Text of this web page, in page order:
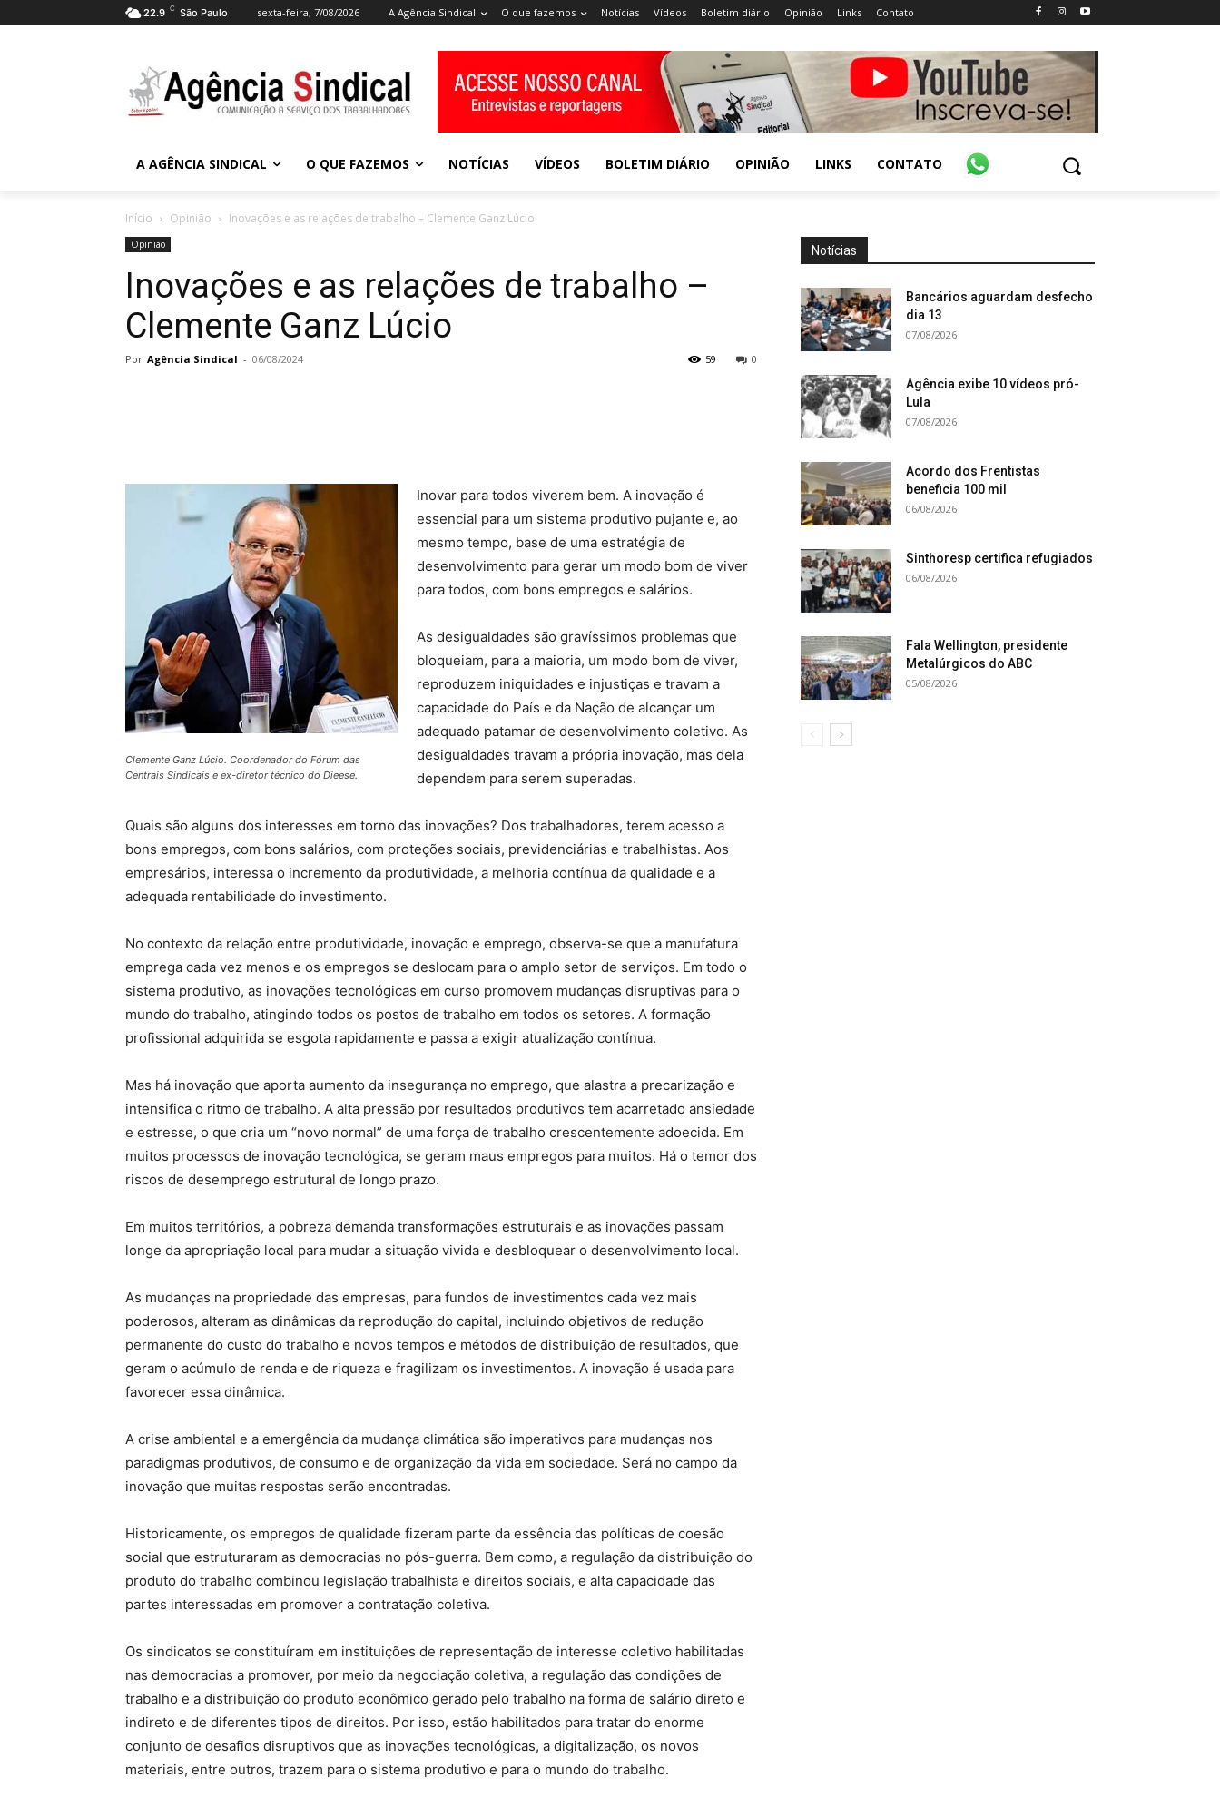
22.9 C São Paulo sexta-feira, 7/08/2026 A Agência Sindical O que fazemos Notícias Vídeos Boletim diário Opinião Links Contato
A AGÊNCIA SINDICAL O QUE FAZEMOS NOTÍCIAS VÍDEOS BOLETIM DIÁRIO OPINIÃO LINKS CONTATO
Início Opinião Inovações e as relações de trabalho – Clemente Ganz Lúcio
Opinião
Inovações e as relações de trabalho –
Clemente Ganz Lúcio
Por Agência Sindical - 06/08/2024 0
59
Clemente Ganz Lúcio. Coordenador do Fórum das
Centrais Sindicais e ex-diretor técnico do Dieese.
Inovar para todos viverem bem. A inovação é
essencial para um sistema produtivo pujante e, ao
mesmo tempo, base de uma estratégia de
desenvolvimento para gerar um modo bom de viver
para todos, com bons empregos e salários.
As desigualdades são gravíssimos problemas que
bloqueiam, para a maioria, um modo bom de viver,
reproduzem iniquidades e injustiças e travam a
capacidade do País e da Nação de alcançar um
adequado patamar de desenvolvimento coletivo. As
desigualdades travam a própria inovação, mas dela
dependem para serem superadas.
Quais são alguns dos interesses em torno das inovações? Dos trabalhadores, terem acesso a
bons empregos, com bons salários, com proteções sociais, previdenciárias e trabalhistas. Aos
empresários, interessa o incremento da produtividade, a melhoria contínua da qualidade e a
adequada rentabilidade do investimento.
No contexto da relação entre produtividade, inovação e emprego, observa-se que a manufatura
emprega cada vez menos e os empregos se deslocam para o amplo setor de serviços. Em todo o
sistema produtivo, as inovações tecnológicas em curso promovem mudanças disruptivas para o
mundo do trabalho, atingindo todos os postos de trabalho em todos os setores. A formação
profissional adquirida se esgota rapidamente e passa a exigir atualização contínua.
Mas há inovação que aporta aumento da insegurança no emprego, que alastra a precarização e
intensifica o ritmo de trabalho. A alta pressão por resultados produtivos tem acarretado ansiedade
e estresse, o que cria um “novo normal” de uma força de trabalho crescentemente adoecida. Em
muitos processos de inovação tecnológica, se geram maus empregos para muitos. Há o temor dos
riscos de desemprego estrutural de longo prazo.
Em muitos territórios, a pobreza demanda transformações estruturais e as inovações passam
longe da apropriação local para mudar a situação vivida e desbloquear o desenvolvimento local.
As mudanças na propriedade das empresas, para fundos de investimentos cada vez mais
poderosos, alteram as dinâmicas da reprodução do capital, incluindo objetivos de redução
permanente do custo do trabalho e novos tempos e métodos de distribuição de resultados, que
geram o acúmulo de renda e de riqueza e fragilizam os investimentos. A inovação é usada para
favorecer essa dinâmica.
A crise ambiental e a emergência da mudança climática são imperativos para mudanças nos
paradigmas produtivos, de consumo e de organização da vida em sociedade. Será no campo da
inovação que muitas respostas serão encontradas.
Historicamente, os empregos de qualidade fizeram parte da essência das políticas de coesão
social que estruturaram as democracias no pós-guerra. Bem como, a regulação da distribuição do
produto do trabalho combinou legislação trabalhista e direitos sociais, e alta capacidade das
partes interessadas em promover a contratação coletiva.
Os sindicatos se constituíram em instituições de representação de interesse coletivo habilitadas
nas democracias a promover, por meio da negociação coletiva, a regulação das condições de
trabalho e a distribuição do produto econômico gerado pelo trabalho na forma de salário direto e
indireto e de diferentes tipos de direitos. Por isso, estão habilitados para tratar do enorme
conjunto de desafios disruptivos que as inovações tecnológicas, a digitalização, os novos
materiais, entre outros, trazem para o sistema produtivo e para o mundo do trabalho.
Notícias
Bancários aguardam desfecho
dia 13
07/08/2026
Agência exibe 10 vídeos pró-
Lula
07/08/2026
Acordo dos Frentistas
beneficia 100 mil
06/08/2026
Sinthoresp certifica refugiados
06/08/2026
Fala Wellington, presidente
Metalúrgicos do ABC
05/08/2026